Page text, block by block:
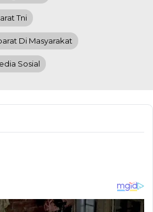
Tni
Di Masyarakat
Sosial